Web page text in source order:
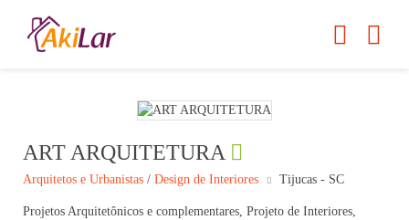
ART ARQUITETURA
Arquitetos e Urbanistas / Design de Interiores Tijucas - SC
Projetos Arquitetônicos e complementares, Projeto de Interiores,